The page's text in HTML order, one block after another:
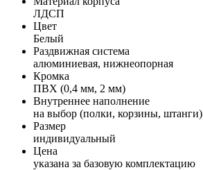
ЛДСП
Цвет
Белый
Раздвижная система
алюминиевая, нижнеопорная
Кромка
ПВХ (0,4 мм, 2 мм)
Внутреннее наполнение
на выбор (полки, корзины, штанги)
Размер
индивидуальный
Цена
указана за базовую комплектацию